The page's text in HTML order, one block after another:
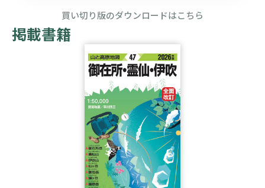
買い切り版のダウンロードはこちら
掲載書籍